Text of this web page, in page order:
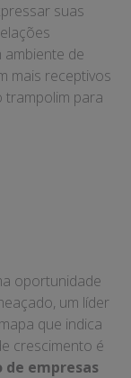
suas
de
mais receptivos
trampolim para
oportunidade
um líder
que indica
crescimento é
de empresas